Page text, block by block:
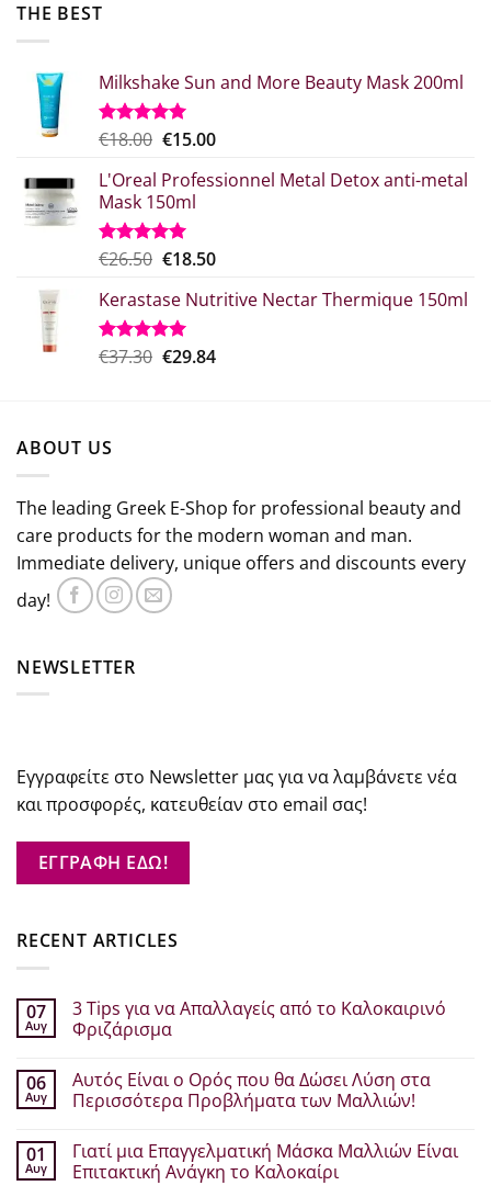
THE BEST
Milkshake Sun and More Beauty Mask 200ml
Rated5.00
€18.00 Original
what:
€18.00.
€15.00Η
τιμή
L'Oreal Professionnel Metal Detox anti-metal
Mask 150ml
Rated5.00
€26.50 Original
was:
€26.50.
€18.50Η
τιμή
€18.50.
Kerastase Nutritive Nectar Thermique 150ml
Rated5.00
€37.30 Original
€29.84Η
ABOUT US
The leading Greek E-Shop for professional beauty and
care products for the modern woman and man.
Immediate delivery, unique offers and discounts every
day!
NEWSLETTER
Εγγραφείτε στο Newsletter μας για να λαμβάνετε νέα
και προσφορές, κατευθείαν στο email σας!
ΕΓΓΡΑΦΗ ΕΔΩ!
RECENT ARTICLES
07
Αυγ
3 Tips για να Απαλλαγείς από το Καλοκαιρινό
Φριζάρισμα
σχόλια
στο
3
να
Απαλλαγείς
από
06
Αυγ
Αυτός Είναι ο Ορός που θα Δώσει Λύση στα
Περισσότερα Προβλήματα των Μαλλιών!
σχόλια
στο
Αυτός
01
Αυγ
Γιατί μια Επαγγελματική Μάσκα Μαλλιών Είναι
Επιτακτική Ανάγκη το Καλοκαίρι